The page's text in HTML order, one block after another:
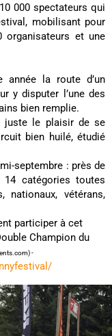
000 spectateurs qui
mobilisant pour
organisateurs et une
année la route d’un
y disputer l’une des
bien remplie.
juste le plaisir de se
bien huilé, étudié
septembre : près de
catégories toutes
nationaux, vétérans,
participer à cet
Champion du
-